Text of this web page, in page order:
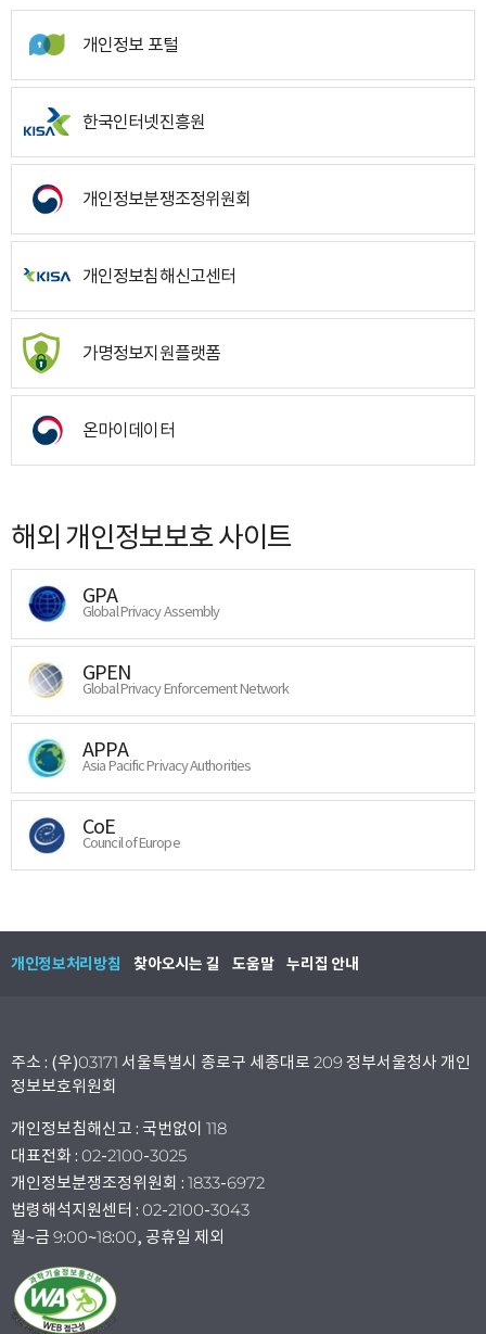
개인정보 포털
한국인터넷진흥원
개인정보분쟁조정위원회
개인정보침해신고센터
가명정보지원플랫폼
온마이데이터
해외 개인정보보호 사이트
GPA
Global Privacy Assembly
GPEN
Global Privacy Enforcement Network
APPA
Asia Pacific Privacy Authorities
CoE
Council of Europe
개인정보처리방침 찾아오시는 길 도움말 누리집 안내
주소 : (우)03171 서울특별시 종로구 세종대로 209 정부서울청사 개인
정보보호위원회
개인정보침해신고 : 국번없이 118
대표전화 : 02-2100-3025
개인정보분쟁조정위원회 : 1833-6972
법령해석지원센터 : 02-2100-3043
월~금 9:00~18:00, 공휴일 제외